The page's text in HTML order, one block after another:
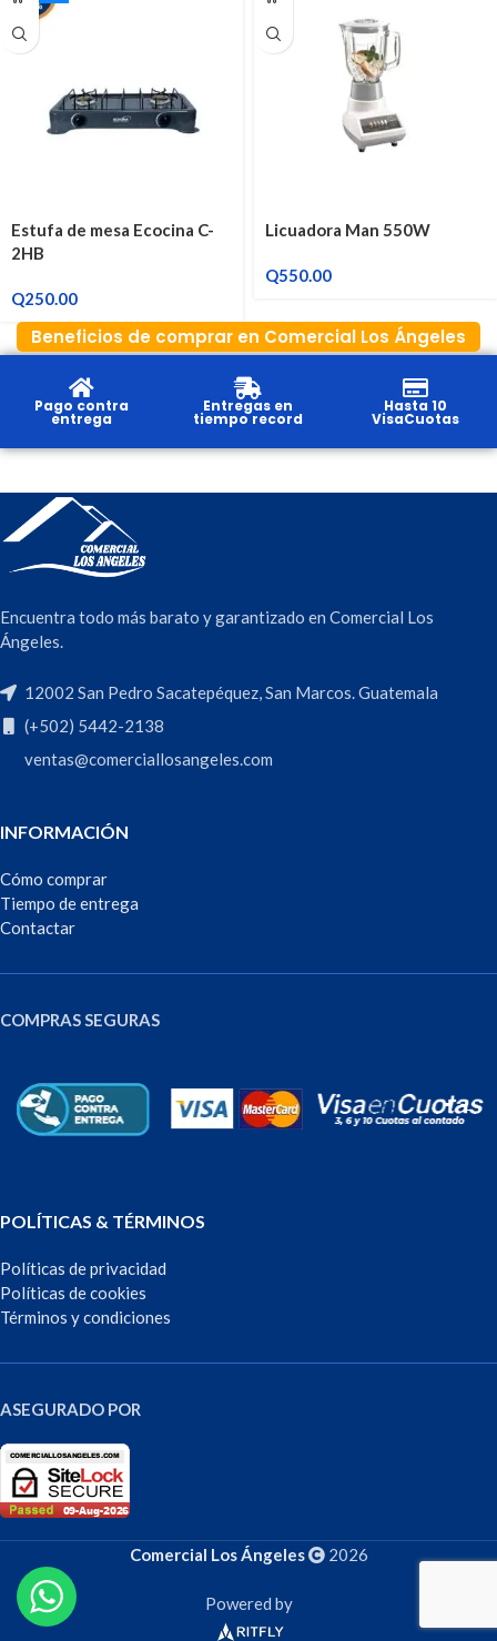
Estufa de mesa Ecocina C-
2HB
Q250.00
Licuadora Man 550W
Q550.00
Beneficios de comprar en Comercial Los Ángeles
Pago contra
entrega
Entregas en
tiempo record
Hasta 10
VisaCuotas
Encuentra todo más barato y garantizado en Comercial Los
Ángeles.
12002 San Pedro Sacatepéquez, San Marcos. Guatemala
(+502) 5442-2138
ventas@comerciallosangeles.com
INFORMACIÓN
Cómo comprar
Tiempo de entrega
Contactar
COMPRAS SEGURAS
POLÍTICAS & TÉRMINOS
Políticas de privacidad
Políticas de cookies
Términos y condiciones
ASEGURADO POR
Comercial Los Ángeles 2026
Powered by